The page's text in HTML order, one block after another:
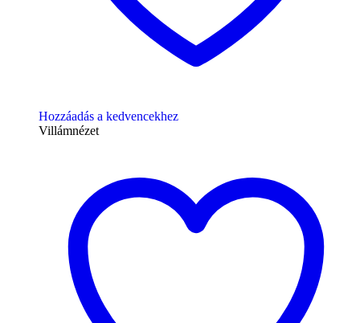
Hozzáadás a kedvencekhez
Villámnézet